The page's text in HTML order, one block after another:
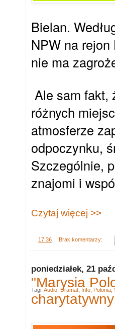
Bielan.
NPW na
nie ma
Ale sam fakt,
różnych
atmosferze
odpoczynku,
Szczególnie,
znajomi i
Czytaj więcej >>
17:36 Brak komentarzy:
poniedziałek, 21
"Marysia
charytatywny
Tagi: Audio Dramat Info Polonia